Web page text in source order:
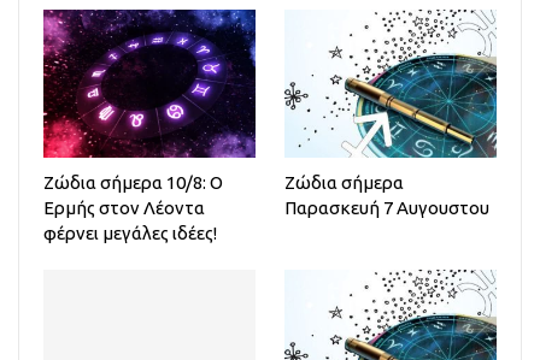
Ζώδια σήμερα 10/8: Ο
Ερμής στον Λέοντα
φέρνει μεγάλες ιδέες!
Ζώδια σήμερα
Παρασκευή 7 Αυγουστου